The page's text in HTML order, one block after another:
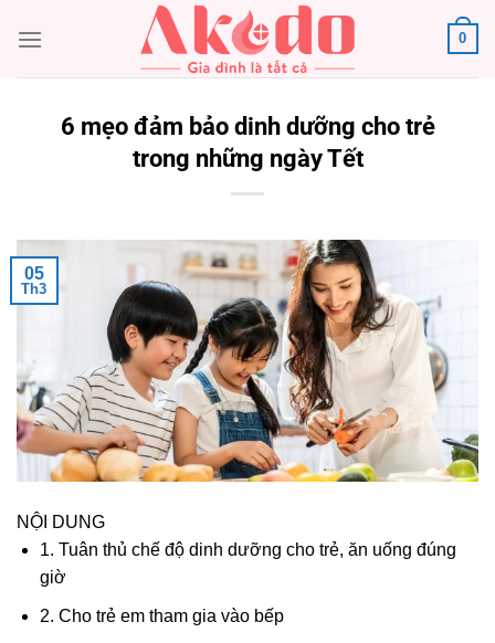
đến
0
6 mẹo đảm bảo dinh dưỡng cho trẻ
trong những ngày Tết
05
Th3
NỘI DUNG
1. Tuân thủ chế độ dinh dưỡng cho trẻ, ăn uống đúng
giờ
2. Cho trẻ em tham gia vào bếp